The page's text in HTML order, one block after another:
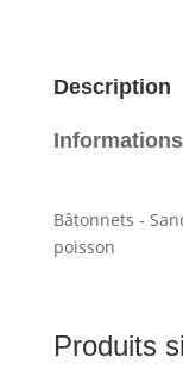
Description
Bâtonnets -
poisson
Produits